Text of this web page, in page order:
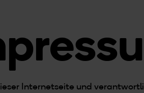
Internetseite und